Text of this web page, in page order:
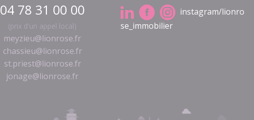
04 78 31 00 00
(prix d'un appel local)
meyzieu@lionrose.fr
chassieu@lionrose.fr
st.priest@lionrose.fr
jonage@lionrose.fr
instagram/lionro
se_immobilier